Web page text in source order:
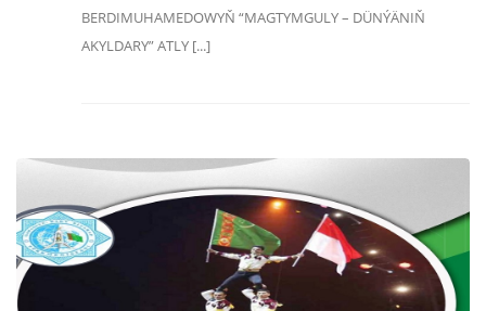
BERDIMUHAMEDOWYŇ “MAGTYMGULY – DÜNÝÄNIŇ
AKYLDARY” ATLY [...]